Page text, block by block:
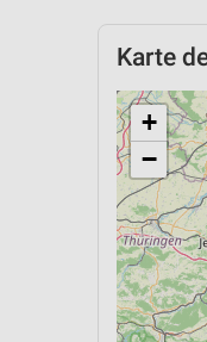
Karte
+
−